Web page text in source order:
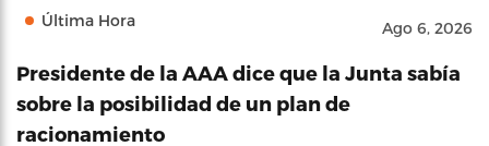
Última Hora Ago 6, 2026
Presidente de la AAA dice que la Junta sabía
sobre la posibilidad de un plan de
racionamiento